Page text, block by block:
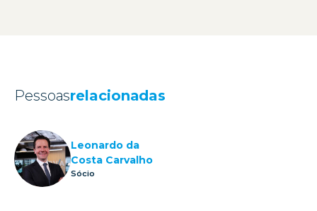
Pessoasrelacionadas
Leonardo da
Costa Carvalho
Sócio